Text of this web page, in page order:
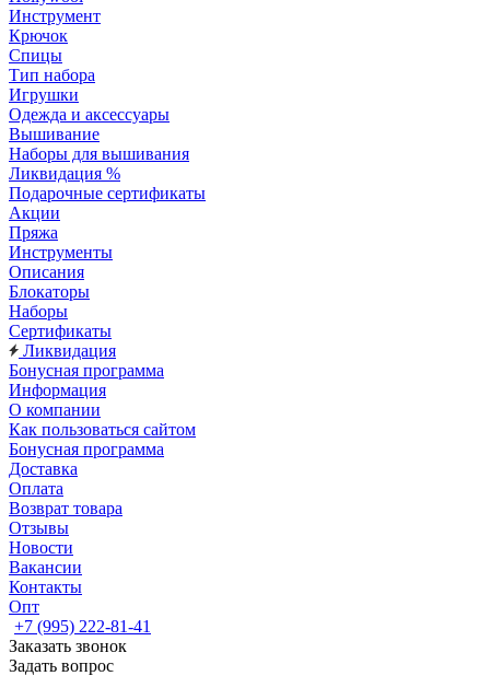
Инструмент
Крючок
Спицы
Тип набора
Игрушки
Одежда и аксессуары
Вышивание
Наборы для вышивания
Ликвидация %
Подарочные сертификаты
Акции
Пряжа
Инструменты
Описания
Блокаторы
Наборы
Сертификаты
Ликвидация
Бонусная программа
Информация
О компании
Как пользоваться сайтом
Бонусная программа
Доставка
Оплата
Возврат товара
Отзывы
Новости
Вакансии
Контакты
Опт
+7 (995) 222-81-41
Заказать звонок
Задать вопрос